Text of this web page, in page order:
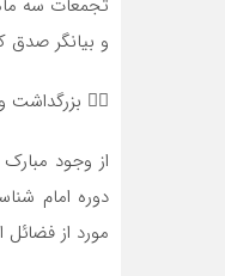
و بیانگر صدق
۶⃣ بزرگداشت ولادت امام هادی سلام الله علیه:
از وجود
مورد از